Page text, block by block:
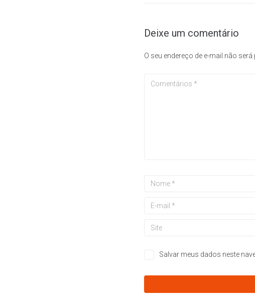
Deixe um comentário
O seu endereço de e-mail não
Salvar meus dados neste